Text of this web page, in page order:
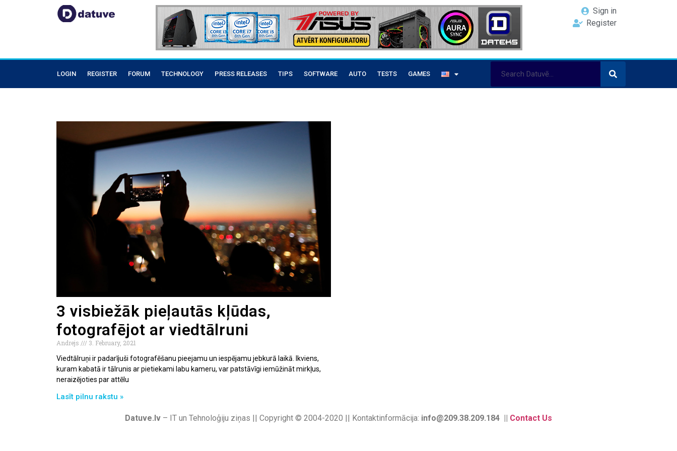
Sign in
Register
LOGIN REGISTER FORUM TECHNOLOGY PRESS RELEASES TIPS SOFTWARE AUTO TESTS GAMES
3 visbiežāk pieļautās kļūdas,
fotografējot ar viedtālruni
Andrejs
3. February, 2021
Viedtālruņi ir padarījuši fotografēšanu pieejamu un iespējamu jebkurā laikā. Ikviens,
kuram kabatā ir tālrunis ar pietiekami labu kameru, var patstāvīgi iemūžināt mirkļus,
neraizējoties par attēlu
Lasīt pilnu rakstu »
Datuve.lv – IT un Tehnoloģiju ziņas || Copyright © 2004-2020 || Kontaktinformācija: info@209.38.209.184 || Contact Us